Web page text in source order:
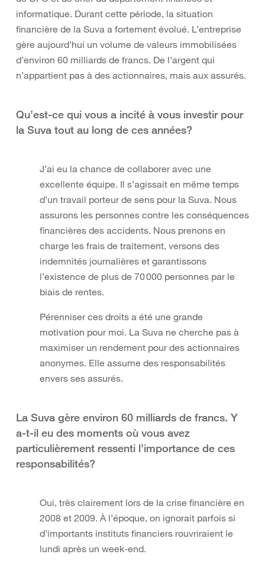
informatique. Durant cette période, la situation
financière de la Suva a fortement évolué. L’entreprise
gère aujourd’hui un volume de valeurs immobilisées
d’environ 60 milliards de francs. De l’argent qui
n’appartient pas à des actionnaires, mais aux assurés.
Qu’est-ce qui vous a incité à vous investir pour
la Suva tout au long de ces années?
J’ai eu la chance de collaborer avec une
excellente équipe. Il s’agissait en même temps
d’un travail porteur de sens pour la Suva. Nous
assurons les personnes contre les conséquences
financières des accidents. Nous prenons en
charge les frais de traitement, versons des
indemnités journalières et garantissons
l’existence de plus de 70 000 personnes par le
biais de rentes.
Pérenniser ces droits a été une grande
motivation pour moi. La Suva ne cherche pas à
maximiser un rendement pour des actionnaires
anonymes. Elle assume des responsabilités
envers ses assurés.
La Suva gère environ 60 milliards de francs. Y
a-t-il eu des moments où vous avez
particulièrement ressenti l’importance de ces
responsabilités?
Oui, très clairement lors de la crise financière en
2008 et 2009. À l’époque, on ignorait parfois si
d’importants instituts financiers rouvriraient le
lundi après un week-end.